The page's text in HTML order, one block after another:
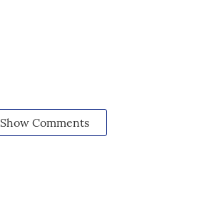
Show Comments